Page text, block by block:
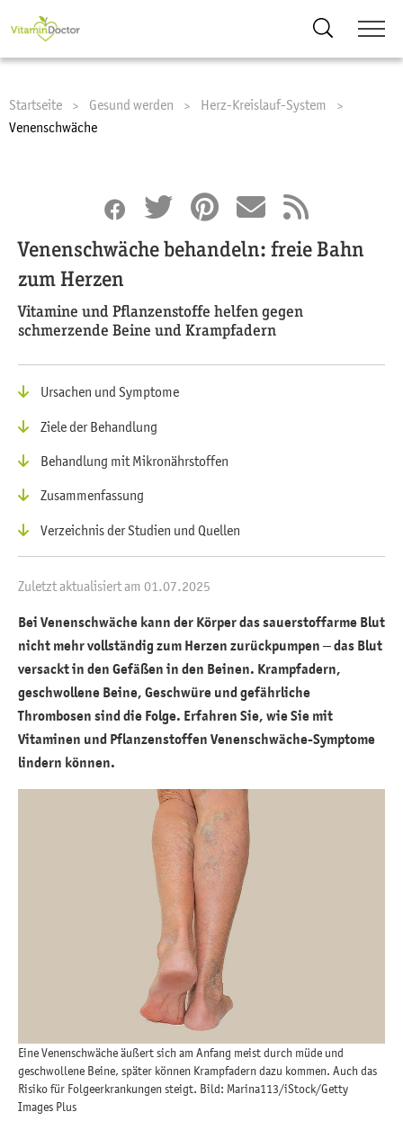
Startseite Gesund werden
Herz-Kreislauf-System
Current:
Venenschwäche
Venenschwäche behandeln: freie Bahn
zum Herzen
Vitamine und Pflanzenstoffe helfen gegen
schmerzende Beine und Krampfadern
Ursachen und Symptome
Ziele der Behandlung
Behandlung mit Mikronährstoffen
Zusammenfassung
Verzeichnis der Studien und Quellen
Zuletzt aktualisiert am 01.07.2025
Bei Venenschwäche kann der Körper das sauerstoffarme Blut
nicht mehr vollständig zum Herzen zurückpumpen – das Blut
versackt in den Gefäßen in den Beinen. Krampfadern,
geschwollene Beine, Geschwüre und gefährliche
Thrombosen sind die Folge. Erfahren Sie, wie Sie mit
Vitaminen und Pflanzenstoffen Venenschwäche-Symptome
lindern können.
Eine Venenschwäche äußert sich am Anfang meist durch müde und
geschwollene Beine, später können Krampfadern dazu kommen. Auch das
Risiko für Folgeerkrankungen steigt. Bild: Marina113/iStock/Getty
Images Plus